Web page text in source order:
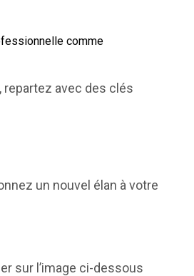
comme
repartez avec des clés
un nouvel élan à votre
sur l’image ci-dessous